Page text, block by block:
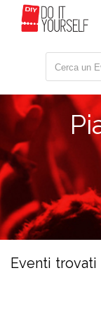
Eventi trovati